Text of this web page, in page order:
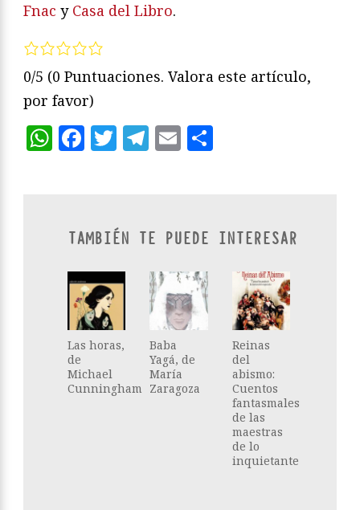
Fnac y Casa del Libro.
0/5 (0 Puntuaciones. Valora este artículo,
por favor)
WhatsApp
Facebook
Twitter
Telegram
Email
TAMBIÉN TE PUEDE INTERESAR
Las horas,
de
Michael
Cunningham
Baba
Yagá, de
María
Zaragoza
Reinas
del
abismo:
Cuentos
fantasmales
de las
maestras
de lo
inquietante